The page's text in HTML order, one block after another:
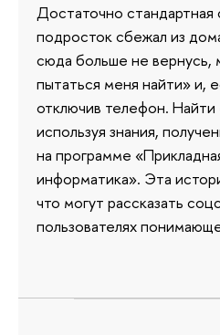
Достаточно
подросток сбежал из
сюда больше не
пытаться меня найти» и,
отключив телефон. Найти
используя знания,
на программе
информатика». Эта
что могут рассказать
пользователях